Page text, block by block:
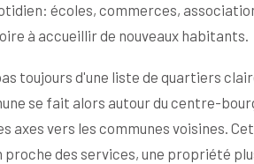
écoles, commerces,
à accueillir de nouveaux habitants.
toujours d'une liste de quartiers
se fait alors autour du centre-
axes vers les communes voisines.
des services, une propriété